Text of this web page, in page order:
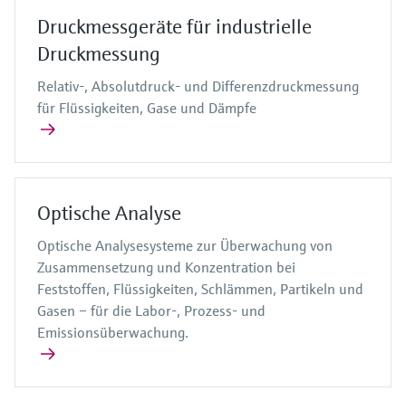
Druckmessgeräte für industrielle
Druckmessung
Relativ-, Absolutdruck- und Differenzdruckmessung
für Flüssigkeiten, Gase und Dämpfe
Optische Analyse
Optische Analysesysteme zur Überwachung von
Zusammensetzung und Konzentration bei
Feststoffen, Flüssigkeiten, Schlämmen, Partikeln und
Gasen – für die Labor-, Prozess- und
Emissionsüberwachung.